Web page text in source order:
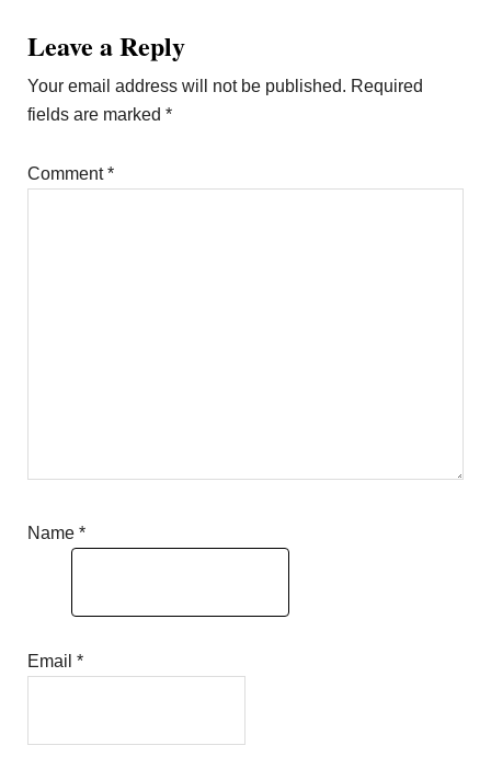
Reader
Interactions
Leave a Reply
Your email address will not be published. Required
fields are marked*
Comment*
Name*
Email*